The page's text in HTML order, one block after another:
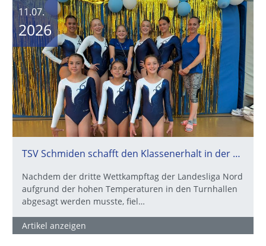
11.07.
2026
TSV Schmiden schafft den Klassenerhalt in der Landesliga – Nervenkrimi endet mit Happy End
Nachdem der dritte Wettkampftag der Landesliga Nord
aufgrund der hohen Temperaturen in den Turnhallen
abgesagt werden musste, fiel…
Artikel anzeigen